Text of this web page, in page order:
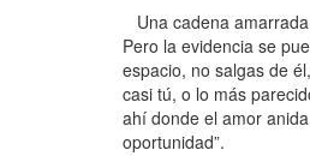
Una cadena
Pero la evidencia se
espacio, no salgas de
casi tú, o lo más
ahí donde el amor
oportunidad”.